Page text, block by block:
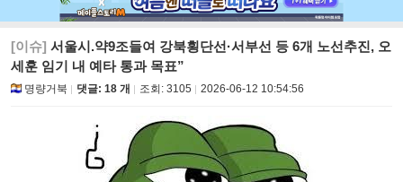
[이슈] 서울시.약9조들여 강북횡단선·서부선 등 6개 노선추진, 오
세훈 임기 내 예타 통과 목표”
명량거북 댓글: 18 개 조회: 3105 2026-06-12 10:54:56